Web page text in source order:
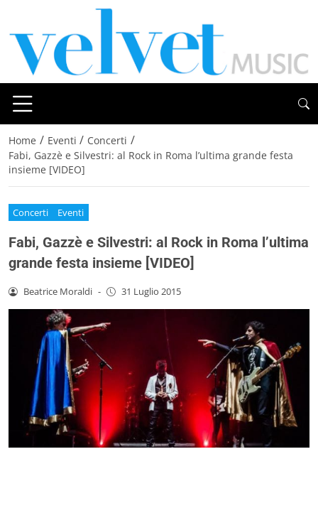
Home / Eventi / Concerti /
Fabi, Gazzè e Silvestri: al Rock in Roma l’ultima grande festa
insieme [VIDEO]
Concerti Eventi
Fabi, Gazzè e Silvestri: al Rock in Roma l’ultima
grande festa insieme [VIDEO]
Beatrice Moraldi - 31 Luglio 2015